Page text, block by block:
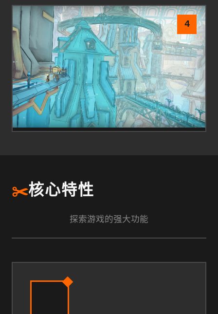
4
✂️核心特性
探索游戏的强大功能